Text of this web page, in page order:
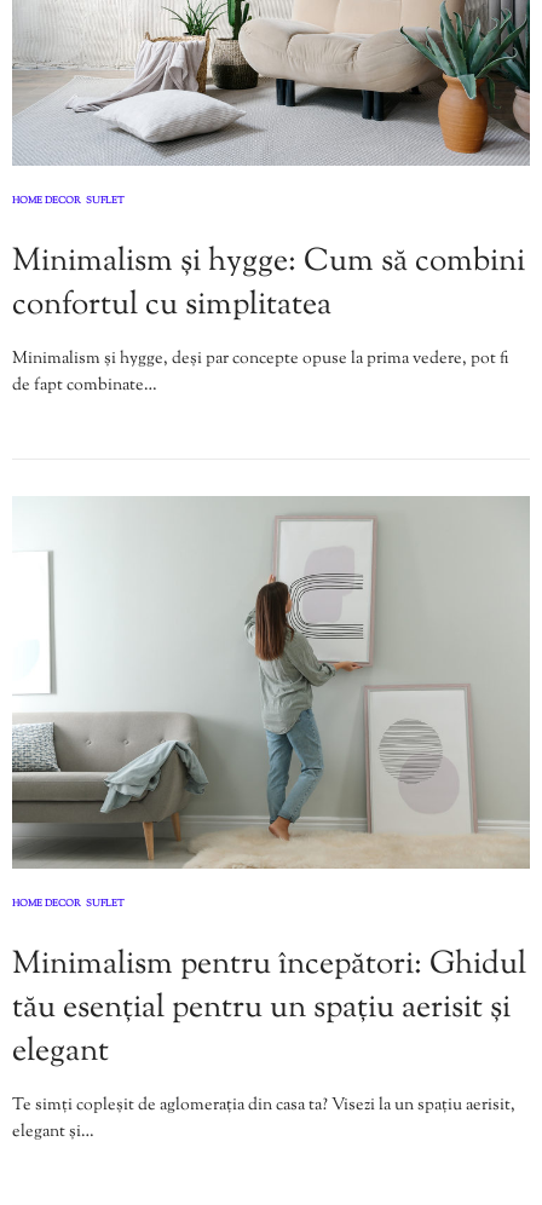
HOME DECOR SUFLET
Minimalism și hygge: Cum să combini
confortul cu simplitatea
Minimalism și hygge, deși par concepte opuse la prima vedere, pot fi
de fapt combinate…
HOME DECOR SUFLET
Minimalism pentru începători: Ghidul
tău esențial pentru un spațiu aerisit și
elegant
Te simți copleșit de aglomerația din casa ta? Visezi la un spațiu aerisit,
elegant și…